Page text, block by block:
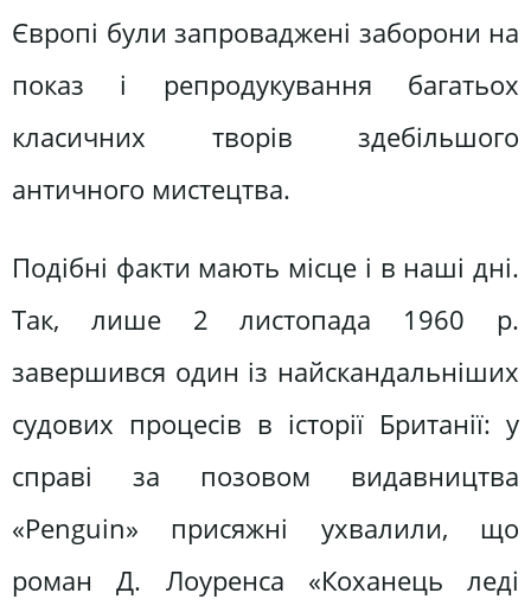
Європі були запроваджені заборони на
показ і репродукування багатьох
класичних творів здебільшого
античного мистецтва.
Подібні факти мають місце і в наші дні.
Так, лише 2 листопада 1960 р.
завершився один із найскандальніших
судових процесів в історії Британії: у
справі за позовом видавництва
«Penguin» присяжні ухвалили, що
роман Д. Лоуренса «Коханець леді